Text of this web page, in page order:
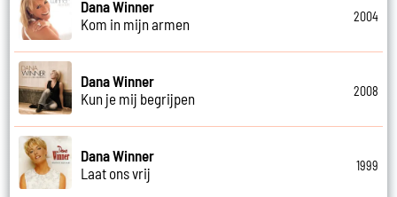
Dana Winner
Kom in mijn armen
2004
Dana Winner
Kun je mij begrijpen
2008
Dana Winner
Laat ons vrij
1999